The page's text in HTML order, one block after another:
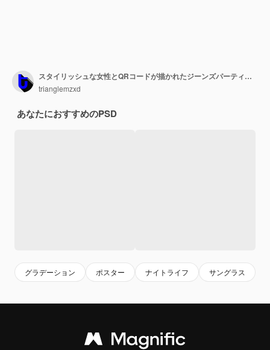
スタイリッシュな女性とQRコードが描かれたジーンズパーティー クラブイベントフライヤー。
trianglemzxd
あなたにおすすめのPSD
グラデーション ポスター ナイトライフ サングラス